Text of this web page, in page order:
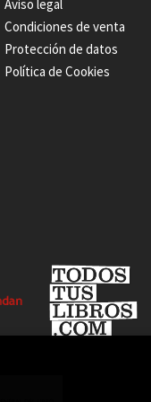
Aviso legal
Condiciones de venta
Protección de datos
Política de Cookies